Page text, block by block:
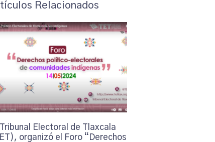
Relacionados
Tribunal Electoral de Tlaxcala
organizó el Foro “Derechos